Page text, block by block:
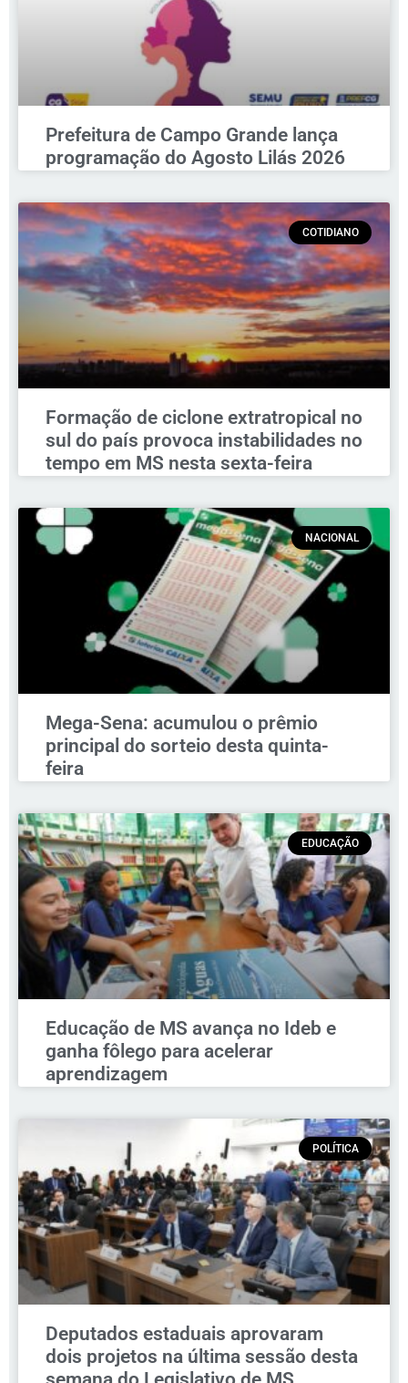
Prefeitura de Campo Grande lança
programação do Agosto Lilás 2026
COTIDIANO
Formação de ciclone extratropical no
sul do país provoca instabilidades no
tempo em MS nesta sexta-feira
NACIONAL
Mega-Sena: acumulou o prêmio
principal do sorteio desta quinta-
feira
EDUCAÇÃO
Educação de MS avança no Ideb e
ganha fôlego para acelerar
aprendizagem
POLÍTICA
Deputados estaduais aprovaram
dois projetos na última sessão desta